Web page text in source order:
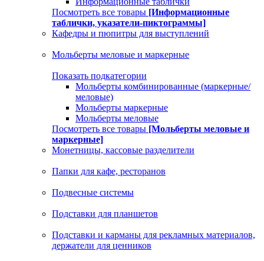
Посмотреть все товары [Информационные
таблички, указатели-пиктограммы]
Кафедры и пюпитры для выступлений
Мольберты меловые и маркерные
Показать подкатегории
Мольберты комбинированные (маркерные/
меловые)
Мольберты маркерные
Мольберты меловые
Посмотреть все товары [Мольберты меловые и
маркерные]
Монетницы, кассовые разделители
Папки для кафе, ресторанов
Подвесные системы
Подставки для планшетов
Подставки и карманы для рекламных материалов,
держатели для ценников